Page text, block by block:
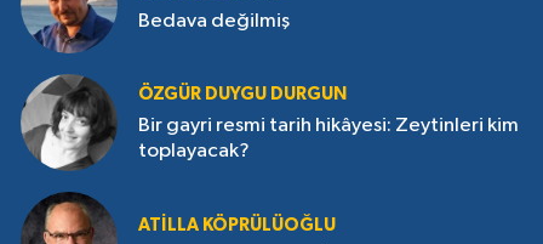
Bedava değilmiş
ÖZGÜR DUYGU DURGUN
Bir gayri resmi tarih hikâyesi: Zeytinleri kim
toplayacak?
ATILLA KÖPRÜLÜOĞLU